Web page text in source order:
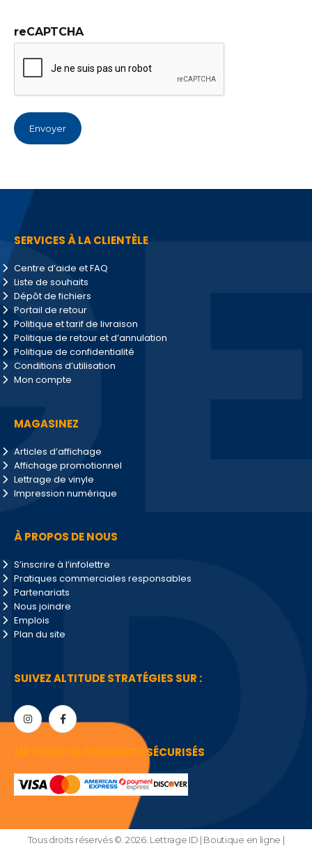
reCAPTCHA
SERVICES À LA CLIENTÈLE
Centre d’aide et FAQ
Liste de souhaits
Dépôt de fichiers
Portail de retour
Politique et tarif de livraison
Politique de retour et d’annulation
Politique de confidentialité
Conditions d’utilisation
Mon compte
MAGASINEZ
Articles d’affichage
Affichage promotionnel
Lettrage de vinyle
Impression numérique
À PROPOS DE NOUS
S’inscrire à l’infolettre
Pratiques commerciales responsables
Partenariats
Nous joindre
Emplois
Plan du site
SUIVEZ ALTITUDE STRATÉGIES SUR :
MÉTHODE DE PAIEMENTS SÉCURISÉS
Tous droits réservés ©. 2026. Lettrage ID | Boutique en ligne |